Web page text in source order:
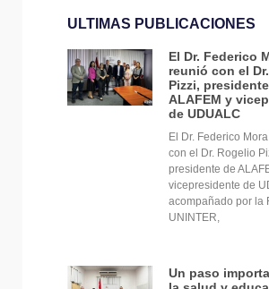
ULTIMAS PUBLICACIONES
El Dr. Federico
reunió con el
Pizzi,
ALAFEM y
de UDUALC
El Dr. Federico
con el Dr. Rogelio
presidente de
vicepresidente de
acompañado por la
UNINTER,
Un paso